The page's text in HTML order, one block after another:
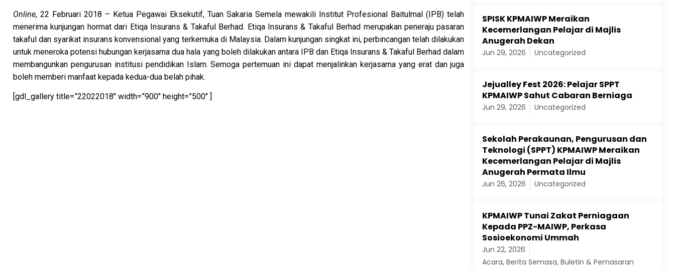
Online, 22 Februari 2018 – Ketua Pegawai Eksekutif, Tuan Sakaria Semela mewakili Institut Profesional Baitulmal (IPB) telah
menerima kunjungan hormat dari Etiqa Insurans & Takaful Berhad. Etiqa Insurans & Takaful Berhad merupakan peneraju pasaran
takaful dan syarikat insurans konvensional yang terkemuka di Malaysia. Dalam kunjungan singkat ini, perbincangan telah dilakukan
untuk meneroka potensi hubungan kerjasama dua hala yang boleh dilakukan antara IPB dan Etiqa Insurans & Takaful Berhad dalam
membangunkan pengurusan institusi pendidikan Islam. Semoga pertemuan ini dapat menjalinkan kerjasama yang erat dan juga
boleh memberi manfaat kepada kedua-dua belah pihak.
[gdl_gallery title=”22022018″ width=”900″ height=”500″ ]
SPISK KPMAIWP Meraikan
Kecemerlangan Pelajar di Majlis
Anugerah Dekan
Jun 29, 2026 Uncategorized
Jejualley Fest 2026: Pelajar SPPT
KPMAIWP Sahut Cabaran Berniaga
Jun 29, 2026 Uncategorized
Sekolah Perakaunan, Pengurusan dan
Teknologi (SPPT) KPMAIWP Meraikan
Kecemerlangan Pelajar di Majlis
Anugerah Permata Ilmu
Jun 26, 2026 Uncategorized
KPMAIWP Tunai Zakat Perniagaan
Kepada PPZ-MAIWP, Perkasa
Sosioekonomi Ummah
Jun 22, 2026
Acara,Berita Semasa,Buletin & Pemasaran